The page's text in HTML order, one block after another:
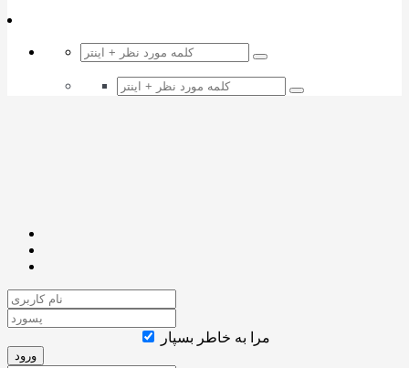
مرا به خاطر بسپار